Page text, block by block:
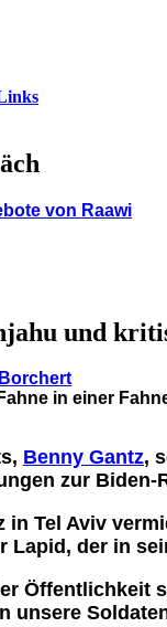
und
Benny Gantz,
zur
in Tel Aviv
Lapid, der in
Öffentlichkeit
unsere